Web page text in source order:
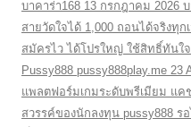
บาคาร่า168 13 กรกฎาคม 2026
สายวัดใจได้ 1,000 ถอนได้จริงทุก
สมัครไว ได้โปรใหญ่ ใช้สิทธิ์ทันใจ
Pussy888 pussy888play.me 23
แพลตฟอร์มเกมระดับพรีเมียม แ
สวรรค์ของนักลงทุน pussy888 ร